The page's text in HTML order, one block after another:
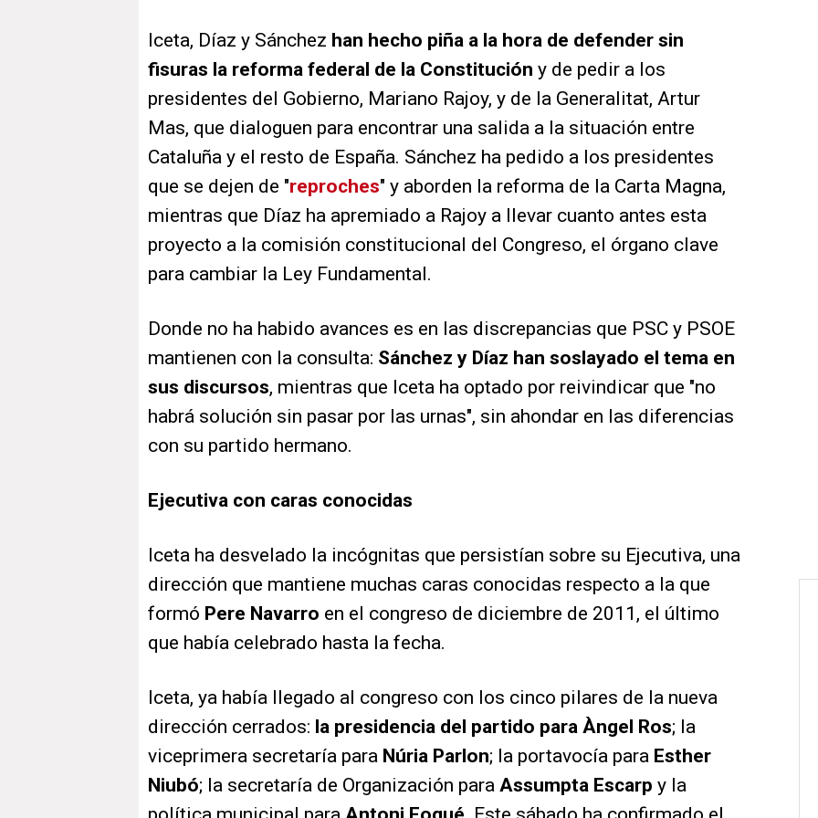
Iceta, Díaz y Sánchez han hecho piña a la hora de defender sin
fisuras la reforma federal de la Constitución y de pedir a los
presidentes del Gobierno, Mariano Rajoy, y de la Generalitat, Artur
Mas, que dialoguen para encontrar una salida a la situación entre
Cataluña y el resto de España. Sánchez ha pedido a los presidentes
que se dejen de "reproches" y aborden la reforma de la Carta Magna,
mientras que Díaz ha apremiado a Rajoy a llevar cuanto antes esta
proyecto a la comisión constitucional del Congreso, el órgano clave
para cambiar la Ley Fundamental.
Donde no ha habido avances es en las discrepancias que PSC y PSOE
mantienen con la consulta: Sánchez y Díaz han soslayado el tema en
sus discursos, mientras que Iceta ha optado por reivindicar que "no
habrá solución sin pasar por las urnas", sin ahondar en las diferencias
con su partido hermano.
Ejecutiva con caras conocidas
Iceta ha desvelado la incógnitas que persistían sobre su Ejecutiva, una
dirección que mantiene muchas caras conocidas respecto a la que
formó Pere Navarro en el congreso de diciembre de 2011, el último
que había celebrado hasta la fecha.
Iceta, ya había llegado al congreso con los cinco pilares de la nueva
dirección cerrados: la presidencia del partido para Àngel Ros; la
viceprimera secretaría para Núria Parlon; la portavocía para Esther
Niubó; la secretaría de Organización para Assumpta Escarp y la